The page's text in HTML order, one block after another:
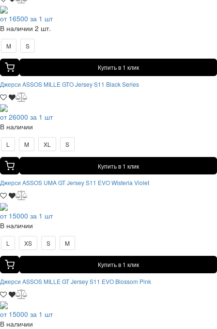
от 16500 за 1 шт
В наличии 2 шт.
M S
Купить в 1 клик
Джерси ASSOS MILLE GTO Jersey S11 Black Series
от 26000 за 1 шт
В наличии
L M XL S
Купить в 1 клик
Джерси ASSOS UMA GT Jersey S11 EVO Wisteria Violet
от 15000 за 1 шт
В наличии
L XS S M
Купить в 1 клик
Джерси ASSOS MILLE GT Jersey S11 EVO Blossom Pink
от 15000 за 1 шт
В наличии